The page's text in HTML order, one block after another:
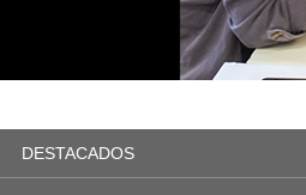
DESTACADOS